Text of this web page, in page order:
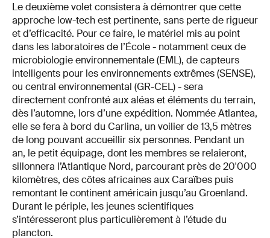
Le deuxième volet consistera à démontrer que cette
approche low-tech est pertinente, sans perte de rigueur
et d’efficacité. Pour ce faire, le matériel mis au point
dans les laboratoires de l’École - notamment ceux de
microbiologie environnementale (EML), de capteurs
intelligents pour les environnements extrêmes (SENSE),
ou central environnemental (GR-CEL) - sera
directement confronté aux aléas et éléments du terrain,
dès l’automne, lors d’une expédition. Nommée Atlantea,
elle se fera à bord du Carlina, un voilier de 13,5 mètres
de long pouvant accueillir six personnes. Pendant un
an, le petit équipage, dont les membres se relaieront,
sillonnera l’Atlantique Nord, parcourant près de 20'000
kilomètres, des côtes africaines aux Caraïbes puis
remontant le continent américain jusqu’au Groenland.
Durant le périple, les jeunes scientifiques
s’intéresseront plus particulièrement à l’étude du
plancton.